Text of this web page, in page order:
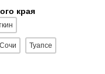
края
Сочи Туапсе